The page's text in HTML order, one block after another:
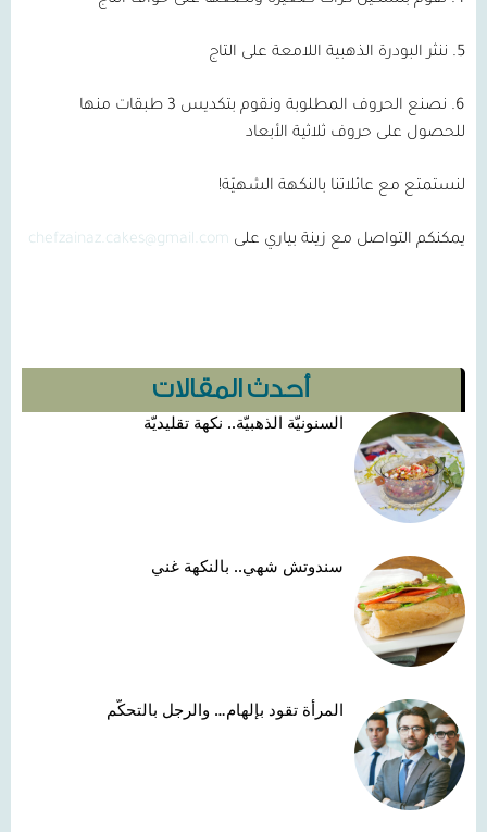
أحدث المقالات
السنونيّة الذهبيّة.. نكهة تقليديّة
سندوتش شهي.. بالنكهة غني
المرأة تقود بإلهام… والرجل بالتحكّم
5. ننثر البودرة الذهبية اللامعة على التاج
6. نصنع الحروف المطلوبة ونقوم بتكديس 3 طبقات منها
للحصول على حروف ثلاثية الأبعاد
لنستمتع مع عائلاتنا بالنكهة الشهيّة!
يمكنكم التواصل مع زينة بياري على chefzainaz.cakes@gmail.com